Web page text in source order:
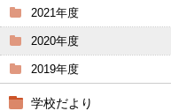
2021年度
2020年度
2019年度
学校だより